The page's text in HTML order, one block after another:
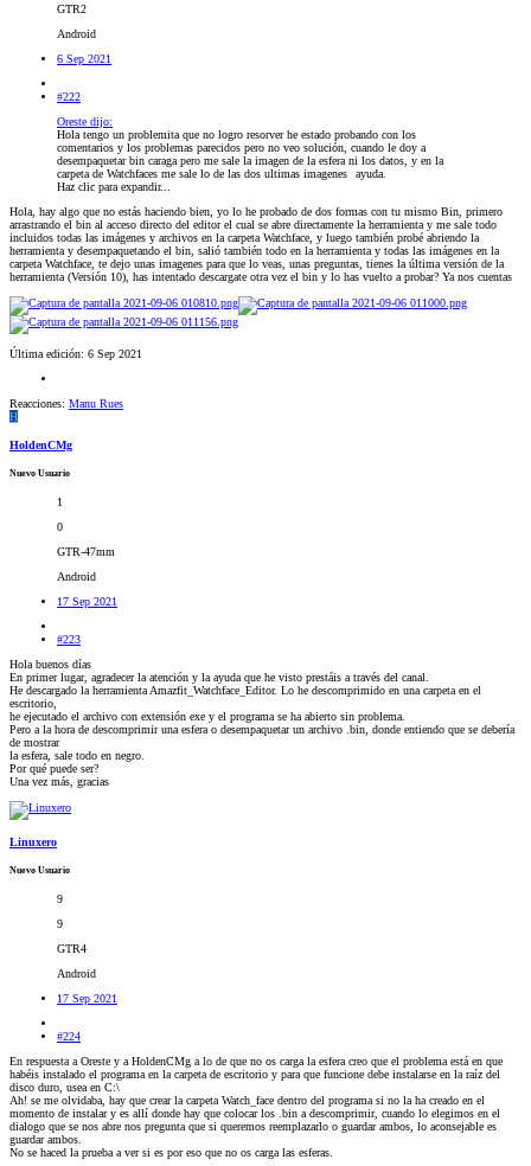
GTR2
Android
6 Sep 2021
#222
Oreste dijo:
Hola tengo un problemita que no logro resorver he estado probando con los
comentarios y los problemas parecidos pero no veo solución, cuando le doy a
desempaquetar bin caraga pero me sale la imagen de la esfera ni los datos, y en la
carpeta de Watchfaces me sale lo de las dos ultimas imagenes
ayuda.
Haz clic para expandir...
Hola, hay algo que no estás haciendo bien, yo lo he probado de dos formas con tu mismo Bin, primero
arrastrando el bin al acceso directo del editor el cual se abre directamente la herramienta y me sale todo
incluidos todas las imágenes y archivos en la carpeta Watchface, y luego también probé abriendo la
herramienta y desempaquetando el bin, salió también todo en la herramienta y todas las imágenes en la
carpeta Watchface, te dejo unas imagenes para que lo veas, unas preguntas, tienes la última versión de la
herramienta (Versión 10), has intentado descargate otra vez el bin y lo has vuelto a probar? Ya nos cuentas
Última edición: 6 Sep 2021
Reacciones: Manu Rues
H
HoldenCMg
Nuevo Usuario
1
0
GTR-47mm
Android
17 Sep 2021
#223
Hola buenos días
En primer lugar, agradecer la atención y la ayuda que he visto prestáis a través del canal.
He descargado la herramienta Amazfit_Watchface_Editor. Lo he descomprimido en una carpeta en el
escritorio,
he ejecutado el archivo con extensión exe y el programa se ha abierto sin problema.
Pero a la hora de descomprimir una esfera o desempaquetar un archivo .bin, donde entiendo que se debería
de mostrar
la esfera, sale todo en negro.
Por qué puede ser?
Una vez más, gracias
Linuxero
Nuevo Usuario
9
9
GTR4
Android
17 Sep 2021
#224
En respuesta a Oreste y a HoldenCMg a lo de que no os carga la esfera creo que el problema está en que
habéis instalado el programa en la carpeta de escritorio y para que funcione debe instalarse en la raíz del
disco duro, usea en C:\
Ah! se me olvidaba, hay que crear la carpeta Watch_face dentro del programa si no la ha creado en el
momento de instalar y es allí donde hay que colocar los .bin a descomprimir, cuando lo elegimos en el
dialogo que se nos abre nos pregunta que si queremos reemplazarlo o guardar ambos, lo aconsejable es
guardar ambos.
No se haced la prueba a ver si es por eso que no os carga las esferas.